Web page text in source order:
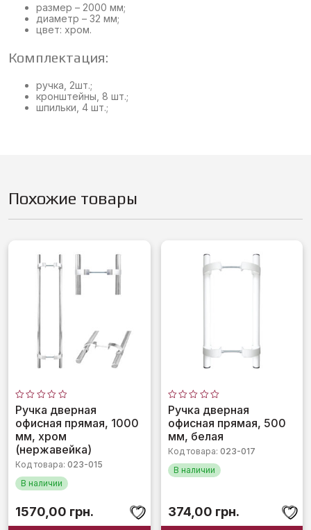
размер – 2000 мм;
диаметр – 32 мм;
цвет: хром.
Комплектация:
ручка, 2шт.;
кронштейны, 8 шт.;
шпильки, 4 шт.;
Похожие товары
Оценка
0
из
Ручка дверная
офисная прямая, 1000
мм, хром
(нержавейка)
Код товара: 023-015
В наличии
1570,00 грн.
Оценка
0
из
Ручка дверная
офисная прямая, 500
мм, белая
Код товара: 023-017
В наличии
374,00 грн.